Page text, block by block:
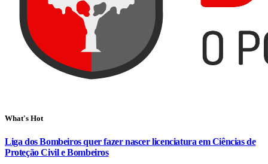
What's Hot
Liga dos Bombeiros quer fazer nascer licenciatura em Ciências de
Proteção Civil e Bombeiros